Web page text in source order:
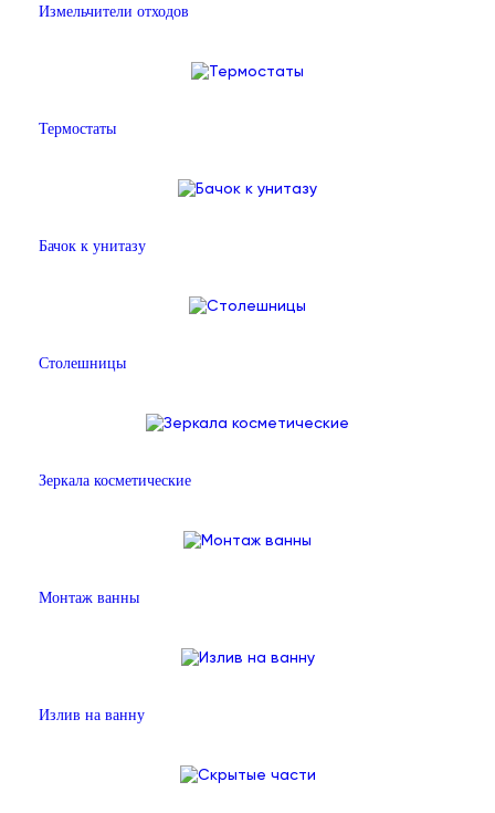
Измельчители отходов
Термостаты
Бачок к унитазу
Столешницы
Зеркала косметические
Монтаж ванны
Излив на ванну